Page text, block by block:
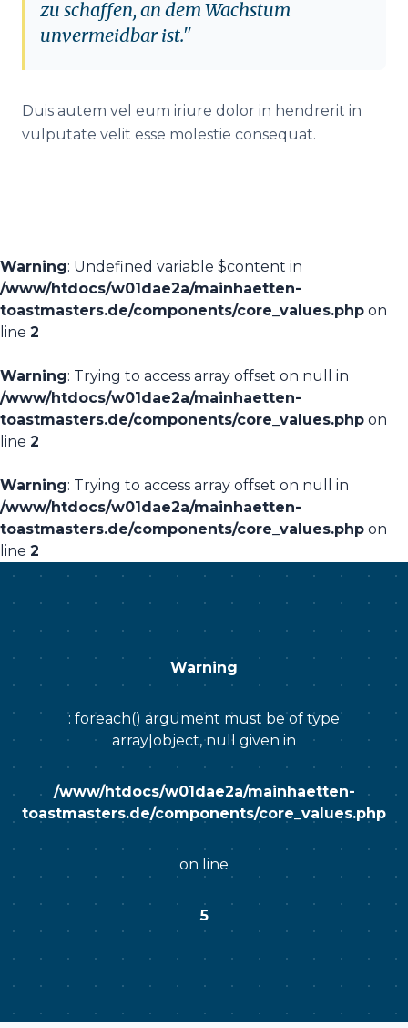
zu schaffen, an dem Wachstum
unvermeidbar ist."
Duis autem vel eum iriure dolor in hendrerit in
vulputate velit esse molestie consequat.
Warning: Undefined variable $content in
/www/htdocs/w01dae2a/mainhaetten-
toastmasters.de/components/core_values.php on
line 2
Warning: Trying to access array offset on null in
/www/htdocs/w01dae2a/mainhaetten-
toastmasters.de/components/core_values.php on
line 2
Warning: Trying to access array offset on null in
/www/htdocs/w01dae2a/mainhaetten-
toastmasters.de/components/core_values.php on
line 2
Warning
: foreach() argument must be of type
array|object, null given in
/www/htdocs/w01dae2a/mainhaetten-
toastmasters.de/components/core_values.php
on line
5